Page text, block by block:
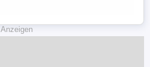
Anzeigen